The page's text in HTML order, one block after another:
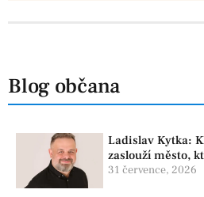
Blog občana
Ladislav Kytka:
zaslouží město,
předkládáme
31 července, 2026